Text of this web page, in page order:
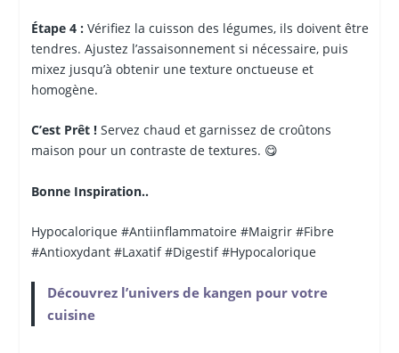
Étape 4 :Vérifiez la cuisson des légumes, ils doivent être
tendres. Ajustez l’assaisonnement si nécessaire, puis
mixez jusqu’à obtenir une texture onctueuse et
homogène.
C’est Prêt !Servez chaud et garnissez de croûtons
maison pour un contraste de textures. 😋
Bonne Inspiration..
Hypocalorique #Antiinflammatoire #Maigrir #Fibre
#Antioxydant #Laxatif #Digestif #Hypocalorique
Découvrez l’univers de kangen pour votre
cuisine